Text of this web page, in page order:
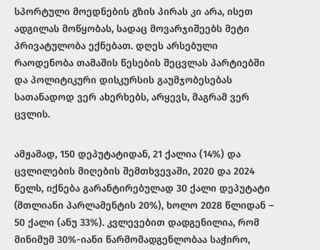
სპორტული მოედნების გზის პირას კი არა, ისეთ
ადგილას მოწყობას, სადაც მოვარჯიშეებს მეტი
პრივატულობა ექნებათ. დღეს არსებული
რაოდენობა თამაშის წესების შეცვლას პარტიებში
და პოლიტიკური დისკურსის გაუმჯობესებას
სათანადოდ ვერ ახერხებს, არყევს, მაგრამ ვერ
ცვლის.
ამჟამად, 150 დეპუტატიდან, 21 ქალია (14%) და
ცვლილების მიღების შემთხვევაში, 2020 და 2024
წელს, იქნება გარანტირებულად 30 ქალი დეპუტატი
(მთლიანი პარლამენტის 20%), ხოლო 2028 წლიდან –
50 ქალი (ანუ 33%). კვლევებით დადგენილია, რომ
მინიმუმ 30%-იანი წარმომადგენლობაა საჭირო,